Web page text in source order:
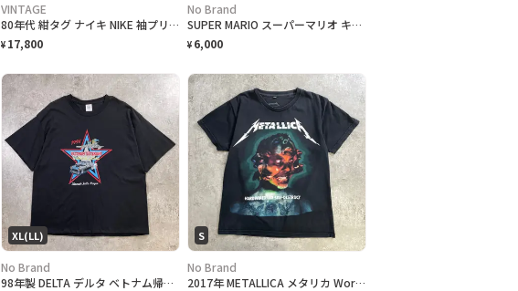
VINTAGE
80年代 紺タグ ナイキ NIKE 袖プリント 三連ロゴ 長袖 ロングTシャツ ロンT メンズM 古着 80s VINTAGE ヴィンテージ バーガンディ
¥ 17,800
No Brand
SUPER MARIO スーパーマリオ キャラクターTシャツ メンズL 古着 2021年公式オフィシャルプリント 任天堂 ゲームTシャツ 青色
¥ 6,000
XL(LL)
No Brand
98年製 DELTA デルタ ベトナム帰還兵 メモリアルクラシック プリント Tシャツ メンズXL 古着 1998年 短丈リサイズ アメカジ 黒
S
No Brand
2017年 METALLICA メタリカ WorldWired 世界ツアー バンドTシャツ メンズS 古着 ロックT WorldWired Tour 2017 両面プリント ツアー日程 黒色